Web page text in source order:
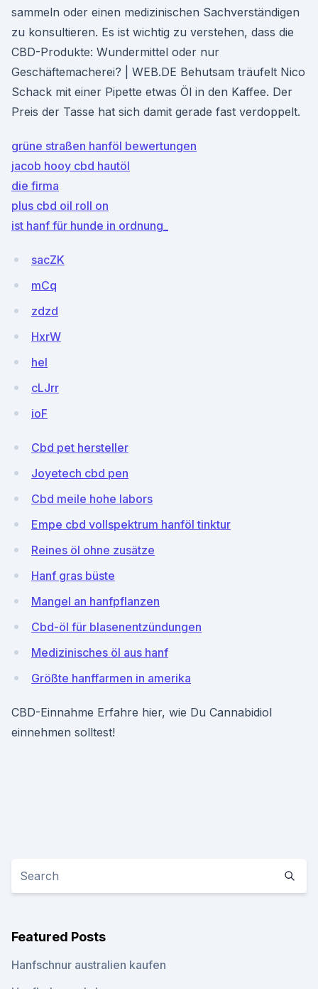
sammeln oder einen medizinischen Sachverständigen
zu konsultieren. Es ist wichtig zu verstehen, dass die
CBD-Produkte: Wundermittel oder nur
Geschäftemacherei? | WEB.DE Behutsam träufelt Nico
Schack mit einer Pipette etwas Öl in den Kaffee. Der
Preis der Tasse hat sich damit gerade fast verdoppelt.
grüne straßen hanföl bewertungen
jacob hooy cbd hautöl
die firma
plus cbd oil roll on
ist hanf für hunde in ordnung_
sacZK
mCq
zdzd
HxrW
heI
cLJrr
ioF
Cbd pet hersteller
Joyetech cbd pen
Cbd meile hohe labors
Empe cbd vollspektrum hanföl tinktur
Reines öl ohne zusätze
Hanf gras büste
Mangel an hanfpflanzen
Cbd-öl für blasenentzündungen
Medizinisches öl aus hanf
Größte hanffarmen in amerika
CBD-Einnahme Erfahre hier, wie Du Cannabidiol
einnehmen solltest!
Featured Posts
Hanfschnur australien kaufen